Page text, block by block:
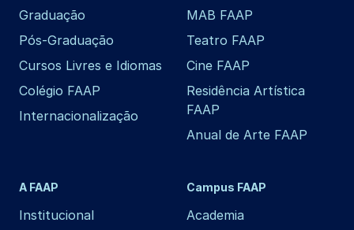
Graduação
Pós-Graduação
Cursos Livres e Idiomas
Colégio FAAP
Internacionalização
MAB FAAP
Teatro FAAP
Cine FAAP
Residência Artística
FAAP
Anual de Arte FAAP
A FAAP
Institucional
Campus FAAP
Academia